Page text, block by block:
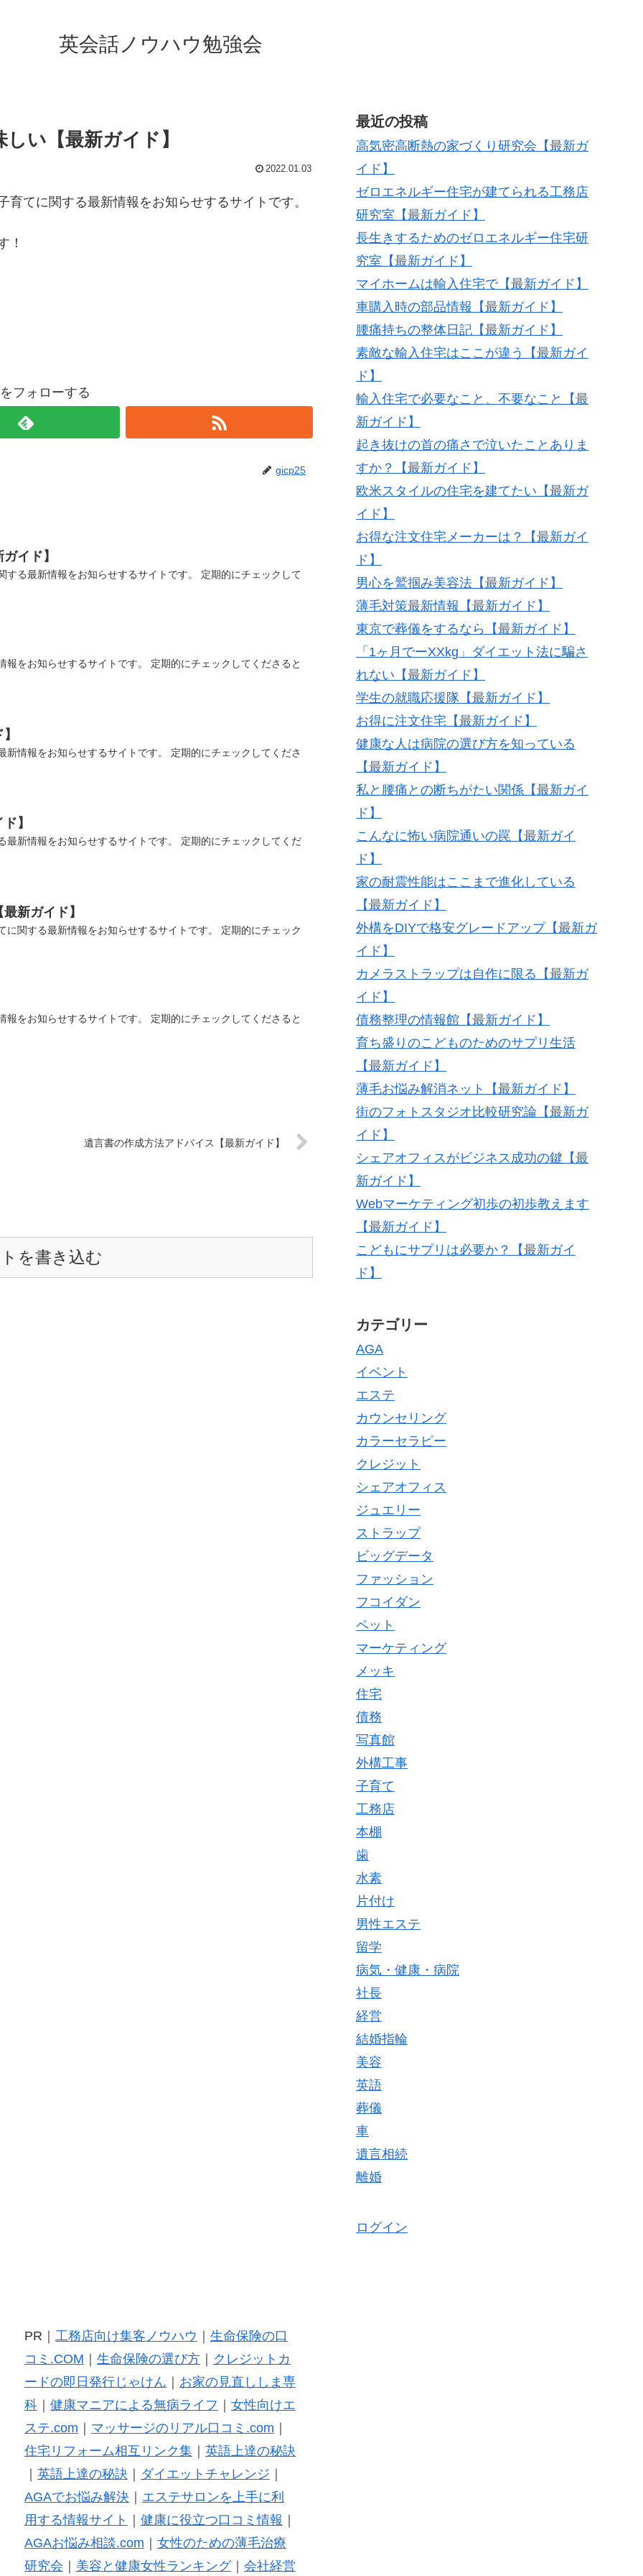
英会話ノウハウ勉強会
い【最新ガイド】
2022.01.03
育てに関する最新情報をお知らせするサイトです。
！
フォローする
gicp25
イド】
する最新情報をお知らせするサイトです。 定期的にチェックして
報をお知らせするサイトです。 定期的にチェックしてくださると
新情報をお知らせするサイトです。 定期的にチェックしてくださ
】
最新情報をお知らせするサイトです。 定期的にチェックしてくだ
新ガイド】
に関する最新情報をお知らせするサイトです。 定期的にチェック
報をお知らせするサイトです。 定期的にチェックしてくださると
遺言書の作成方法アドバイス【最新ガイド】
を書き込む
最近の投稿
高気密高断熱の家づくり研究会【最新ガ
イド】
ゼロエネルギー住宅が建てられる工務店
研究室【最新ガイド】
長生きするためのゼロエネルギー住宅研
究室【最新ガイド】
マイホームは輸入住宅で【最新ガイド】
車購入時の部品情報【最新ガイド】
腰痛持ちの整体日記【最新ガイド】
素敵な輸入住宅はここが違う【最新ガイ
ド】
輸入住宅で必要なこと、不要なこと【最
新ガイド】
起き抜けの首の痛さで泣いたことありま
すか？【最新ガイド】
欧米スタイルの住宅を建てたい【最新ガ
イド】
お得な注文住宅メーカーは？【最新ガイ
ド】
男心を鷲掴み美容法【最新ガイド】
薄毛対策最新情報【最新ガイド】
東京で葬儀をするなら【最新ガイド】
「1ヶ月でーXXkg」ダイエット法に騙さ
れない【最新ガイド】
学生の就職応援隊【最新ガイド】
お得に注文住宅【最新ガイド】
健康な人は病院の選び方を知っている
【最新ガイド】
私と腰痛との断ちがたい関係【最新ガイ
ド】
こんなに怖い病院通いの罠【最新ガイ
ド】
家の耐震性能はここまで進化している
【最新ガイド】
外構をDIYで格安グレードアップ【最新ガ
イド】
カメラストラップは自作に限る【最新ガ
イド】
債務整理の情報館【最新ガイド】
育ち盛りのこどものためのサプリ生活
【最新ガイド】
薄毛お悩み解消ネット【最新ガイド】
街のフォトスタジオ比較研究論【最新ガ
イド】
シェアオフィスがビジネス成功の鍵【最
新ガイド】
Webマーケティング初歩の初歩教えます
【最新ガイド】
こどもにサプリは必要か？【最新ガイ
ド】
カテゴリー
AGA
イベント
エステ
カウンセリング
カラーセラピー
クレジット
シェアオフィス
ジュエリー
ストラップ
ビッグデータ
ファッション
フコイダン
ペット
マーケティング
メッキ
住宅
債務
写真館
外構工事
子育て
工務店
本棚
歯
水素
片付け
男性エステ
留学
病気・健康・病院
社長
経営
結婚指輪
美容
英語
葬儀
車
遺言相続
離婚
ログイン
PR｜ 工務店向け集客ノウハウ
生命保険の口
コミ.COM
生命保険の選び方｜
クレジットカ
ードの即日発行じゃけん
お家の見直ししま専
科｜ 健康マニアによる無病ライフ
女性向けエ
ステ.com
マッサージのリアル口コミ.com
住宅リフォーム相互リンク集｜ 英語上達の秘訣
英語上達の秘訣 ダイエットチャレンジ
AGAでお悩み解決｜ エステサロンを上手に利
用する情報サイト
健康に役立つ口コミ情報
AGAお悩み相談.com
女性のための薄毛治療
研究会
美容と健康女性ランキング｜ 会社経営